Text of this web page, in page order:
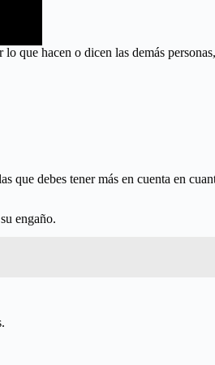
que hacen o dicen las demás
que debes tener más en cuenta en
engaño.